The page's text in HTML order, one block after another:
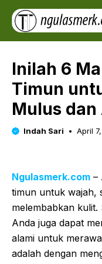
Skip
content
Inilah 6
Timun
Mulus dan
Indah Sari April
Ngulasmerk.com –
timun untuk wajah,
melembabkan kulit.
Anda juga dapat
alami untuk
adalah dengan